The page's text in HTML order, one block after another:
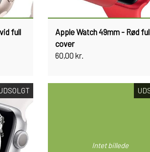
full
Apple Watch 49mm - Rød
cover
60,00 kr.
Intet billede